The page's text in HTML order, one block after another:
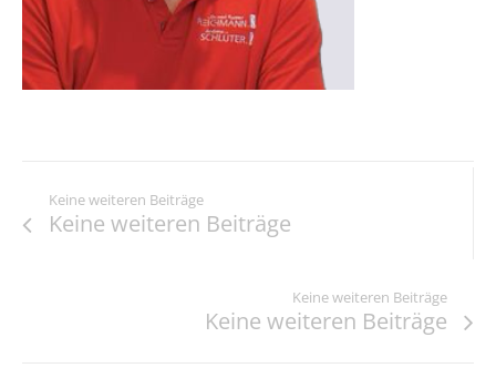
Keine weiteren Beiträge
Keine weiteren Beiträge
Keine weiteren Beiträge
Keine weiteren Beiträge